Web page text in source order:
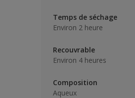
Temps de séchage
Environ 2 heure
Recouvrable
Environ 4 heures
Composition
Aqueux